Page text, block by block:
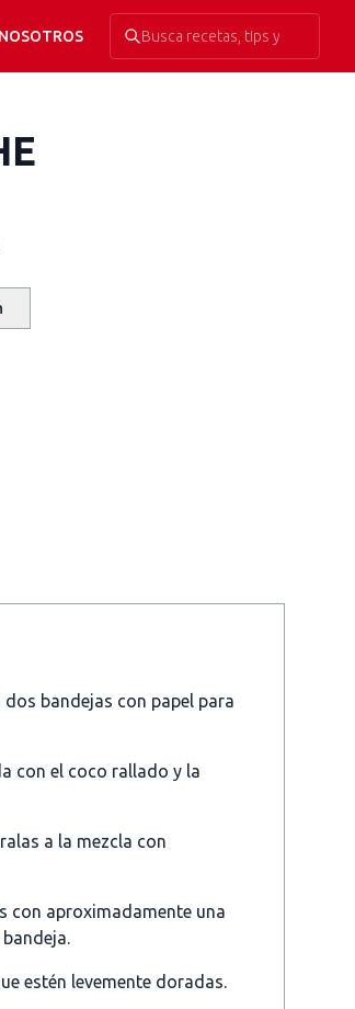
NOSOTROS
dos bandejas con papel para
con el coco rallado y la
a la mezcla con
con aproximadamente una
estén levemente doradas.